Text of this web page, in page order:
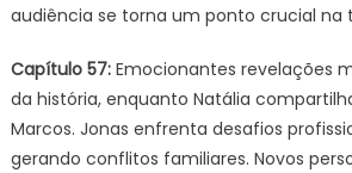
audiência se torna um ponto crucial na
Capítulo 57:Emocionantes revelações
da história, enquanto Natália
Marcos. Jonas enfrenta desafios
gerando conflitos familiares. Novos